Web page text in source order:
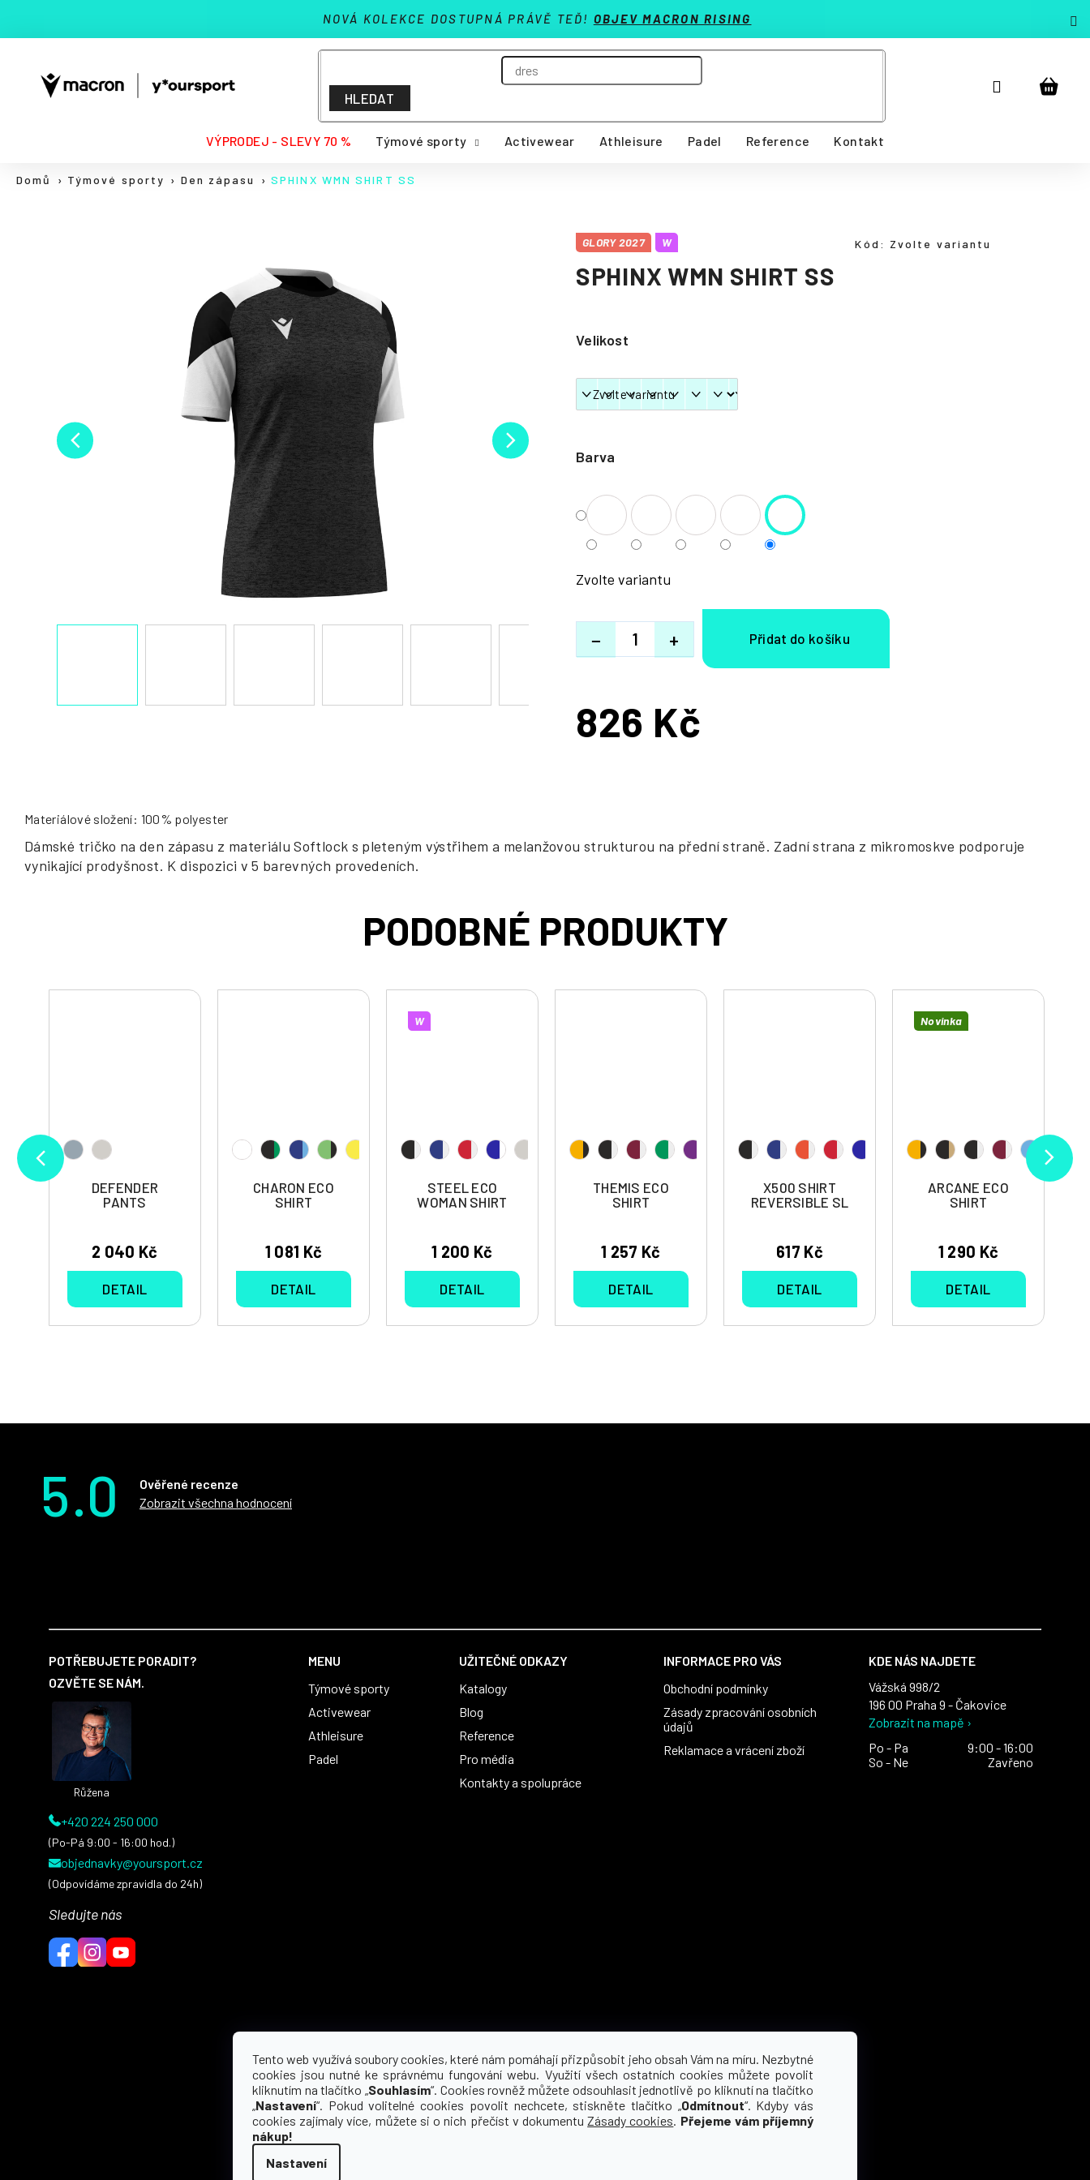
Tento web využívá soubory cookies, které nám pomáhají přizpůsobit jeho obsah Vám na míru. Nezbytné
cookies jsou nutné ke správnému fungování webu. Využití všech ostatních cookies můžete povolit
kliknutím na tlačítko „Souhlasím“. Cookies rovněž můžete odsouhlasit jednotlivě po kliknutí na tlačítko
„Nastavení“. Pokud volitelné cookies povolit nechcete, stiskněte tlačítko „Odmítnout“. Kdyby vás
cookies zajímaly více, můžete si o nich přečíst v dokumentuZásady cookies. Přejeme vám příjemný
nákup!
Nastavení
obsah
NOVÁ KOLEKCE DOSTUPNÁ PRÁVĚ TEĎ! OBJEV MACRON RISING
HLEDAT
Přihlášení
VÝPRODEJ - SLEVY 70 % Týmové sporty Activewear Athleisure Padel Reference Kontakt
Domů Týmové sporty Den zápasu SPHINX WMN SHIRT SS
SPHINX WMN SHIRT SS
Barva
Velikost
Zvolte variantu
+
−
GLORY 2027 W Kód: Zvolte variantu
826 Kč
Měrná
Materiálové složení: 100% polyester
Dámské tričko na den zápasu z materiálu Softlock s pleteným výstřihem a melanžovou strukturou na přední straně. Zadní strana z mikromoskve podporuje
vynikající prodyšnost. K dispozici v 5 barevných provedeních.
DEFENDER
PANTS
2 040 Kč
DETAIL
CHARON ECO
SHIRT
1 081 Kč
DETAIL
W
STEEL ECO
WOMAN SHIRT
1 200 Kč
DETAIL
THEMIS ECO
SHIRT
1 257 Kč
DETAIL
X500 SHIRT
REVERSIBLE SL
617 Kč
DETAIL
Novinka
ARCANE ECO
SHIRT
1 290 Kč
DETAIL
Zpět
obchodu
Zpět
obchodu
5.0
Ověřené recenze
Zobrazit všechna hodnocení
POTŘEBUJETE PORADIT?
OZVĚTE SE NÁM.
Růžena
+420 224 250 000
(Po-Pá 9:00 - 16:00 hod.)
objednavky@yoursport.cz
(Odpovídáme zpravidla do 24h)
Sledujte nás
MENU
Týmové sporty
Activewear
Athleisure
Padel
UŽITEČNÉ ODKAZY
Katalogy
Blog
Reference
Pro média
Kontakty a spolupráce
INFORMACE PRO VÁS
Obchodní podmínky
Zásady zpracování osobních
údajů
Reklamace a vrácení zboží
KDE NÁS NAJDETE
Vážská 998/2
196 00 Praha 9 - Čakovice
Zobrazit na mapě ›
Po - Pa
9:00 - 16:00
So - Ne
Zavřeno